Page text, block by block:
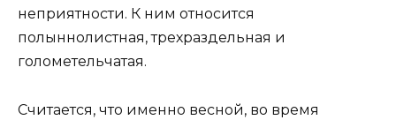
неприятности. К ним относится
полыннолистная, трехраздельная и
голометельчатая.
Считается, что именно весной, во время